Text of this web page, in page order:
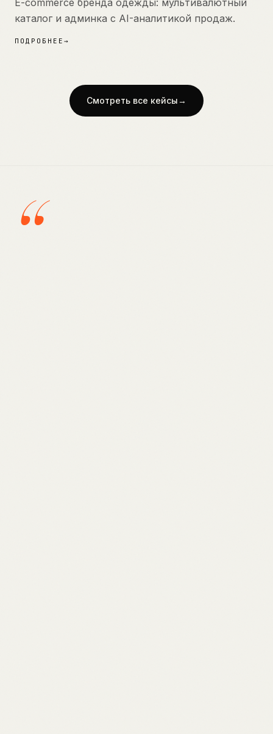
E-commerce бренда одежды: мультивалютный
каталог и админка с AI-аналитикой продаж.
ПОДРОБНЕЕ →
Смотреть все кейсы→
“